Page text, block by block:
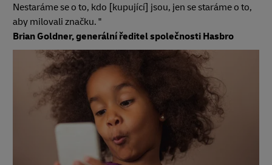
Nestaráme se o to, kdo [kupující] jsou, jen se staráme o to,
aby milovali značku. "
Brian Goldner, generální ředitel společnosti Hasbro